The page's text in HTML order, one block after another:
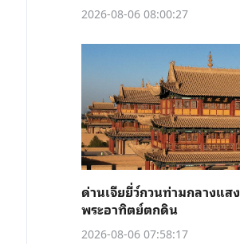
2026-08-06 08:00:27
ด่านเจียยี่ว์กวนท่ามกลางแสง
พระอาทิตย์ตกดิน
2026-08-06 07:58:17